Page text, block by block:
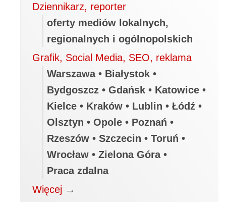
Dziennikarz, reporter
oferty mediów lokalnych,
regionalnych i ogólnopolskich
Grafik, Social Media, SEO, reklama
Warszawa • Białystok •
Bydgoszcz • Gdańsk • Katowice •
Kielce • Kraków • Lublin • Łódź •
Olsztyn • Opole • Poznań •
Rzeszów • Szczecin • Toruń •
Wrocław • Zielona Góra •
Praca zdalna
Więcej →